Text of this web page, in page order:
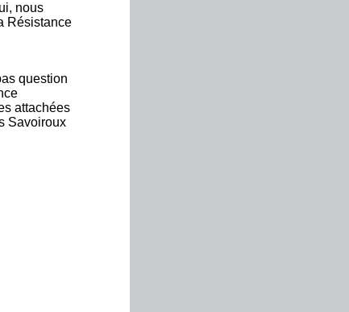
nous
Résistance
question
attachées
Savoiroux